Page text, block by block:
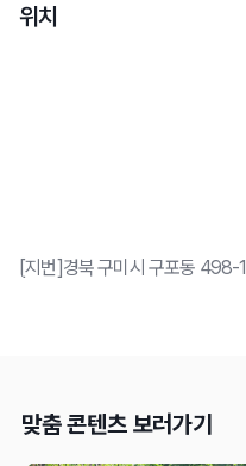
위치
[지번]경북 구미시 구포동 498-1
맞춤 콘텐츠 보러가기